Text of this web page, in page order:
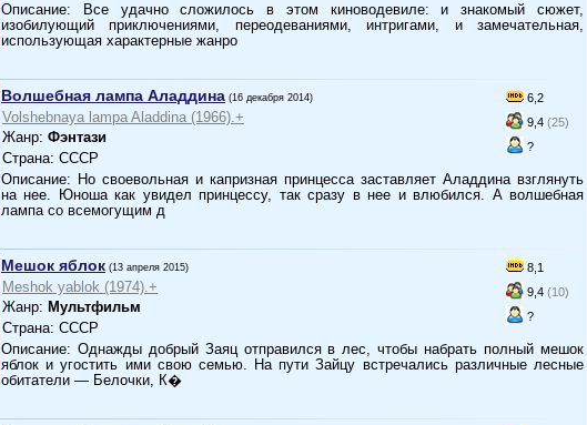
Описание: Все удачно сложилось в этом киноводевиле: и знакомый сюжет,
изобилующий приключениями, переодеваниями, интригами, и замечательная,
использующая характерные жанро
6,2
9,4 (25)
?
Волшебная лампа Аладдина (16 декабря 2014)
Volshebnaya lampa Aladdina (1966).+
Жанр: Фэнтази
Страна: СССР
Описание: Но своевольная и капризная принцесса заставляет Аладдина взглянуть
на нее. Юноша как увидел принцессу, так сразу в нее и влюбился. А волшебная
лампа со всемогущим д
8,1
9,4 (10)
?
Мешок яблок (13 апреля 2015)
Meshok yablok (1974).+
Жанр: Мультфильм
Страна: СССР
Описание: Однажды добрый Заяц отправился в лес, чтобы набрать полный мешок
яблок и угостить ими свою семью. На пути Зайцу встречались различные лесные
обитатели — Белочки, К�